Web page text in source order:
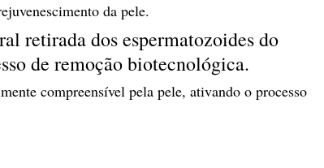
da pele.
retirada dos espermatozoides do
de remoção biotecnológica.
compreensível pela pele, ativando o processo